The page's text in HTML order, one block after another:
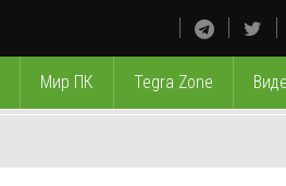
Мир ПК Tegra Zone